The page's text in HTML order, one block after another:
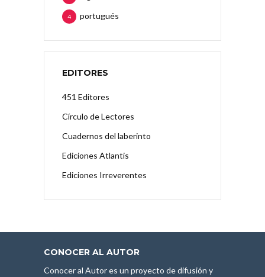
portugués
4
EDITORES
451 Editores
Círculo de Lectores
Cuadernos del laberinto
Ediciones Atlantis
Ediciones Irreverentes
CONOCER AL AUTOR
Conocer al Autor es un proyecto de difusión y